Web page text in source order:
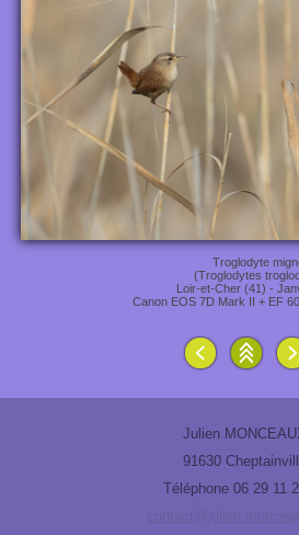
Troglodyte
(Troglodytes
Loir-et-Cher (41) -
Canon EOS 7D Mark II + EF
Julien
91630
Téléphone 06 29 11
contact@julien-